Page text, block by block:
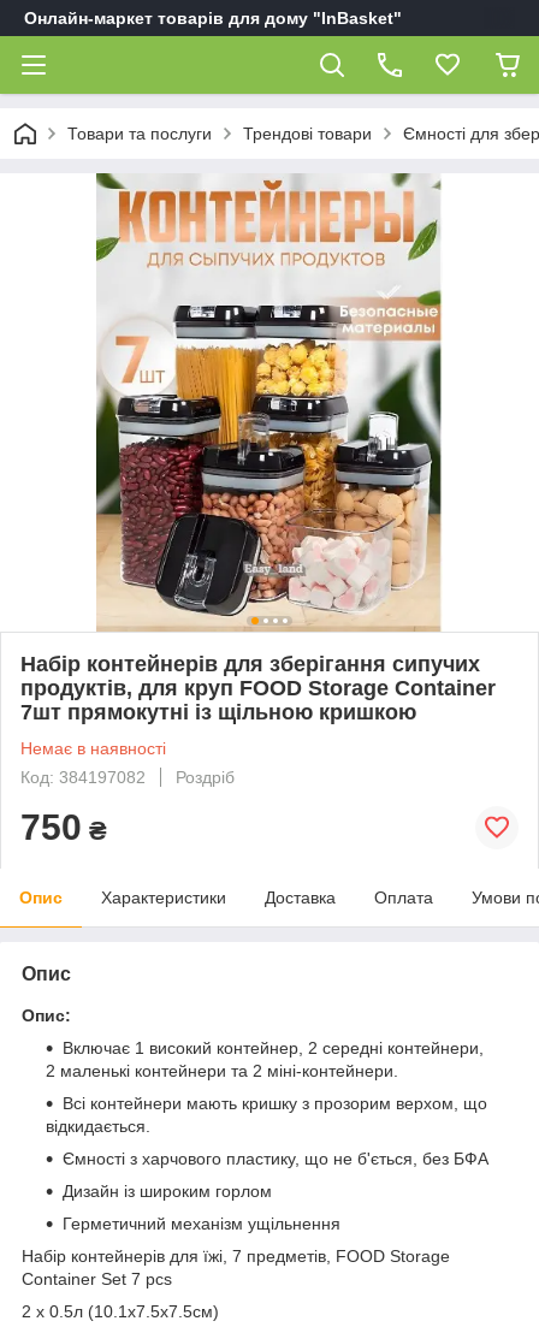
Онлайн-маркет товарів для дому "InBasket"
Товари та послуги Трендові товари Ємності для
Набір контейнерів для зберігання сипучих
продуктів, для круп FOOD Storage Container
7шт прямокутні із щільною кришкою
Немає в наявності
Код: 384197082
Роздріб
750 ₴
Опис Характеристики Доставка Оплата Умови
Опис
Опис:
Включає 1 високий контейнер, 2 середні контейнери,
2 маленькі контейнери та 2 міні-контейнери.
Всі контейнери мають кришку з прозорим верхом, що
відкидається.
Ємності з харчового пластику, що не б'ється, без БФА
Дизайн із широким горлом
Герметичний механізм ущільнення
Набір контейнерів для їжі, 7 предметів, FOOD Storage
Container Set 7 pcs
2 х 0.5л (10.1х7.5х7.5см)